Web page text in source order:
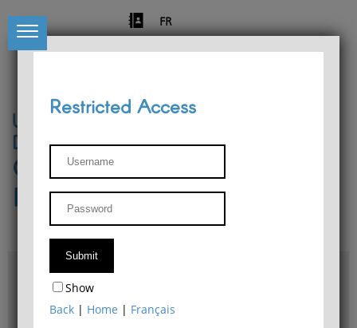
FR
University of Liège
Départment of Philosophy
Center for Phenomenological
Research
Access & maps
Philosophy Department Library
Restricted Access
Show
Back | Home | Français